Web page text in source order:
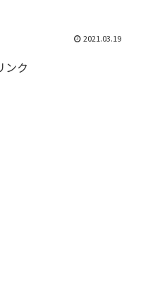
2021.03.19
ンク